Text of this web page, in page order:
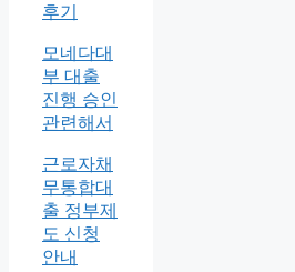
후기
모네다대
부 대출
진행 승인
관련해서
근로자채
무통합대
출 정부제
도 신청
안내